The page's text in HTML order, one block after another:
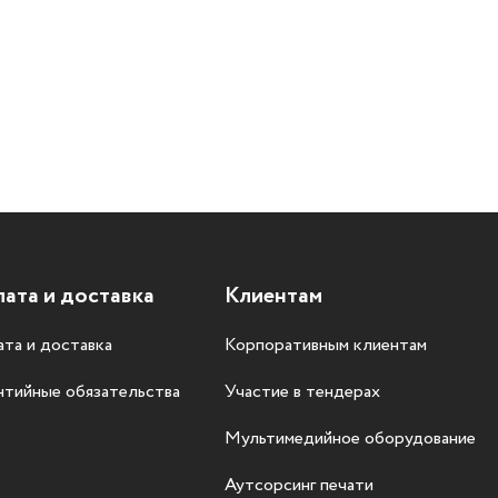
и доставка
и доставка
обязательства
Клиентам
Корпоративным клиентам
Участие в тендерах
Мультимедийное оборудование
Аутсорсинг печати